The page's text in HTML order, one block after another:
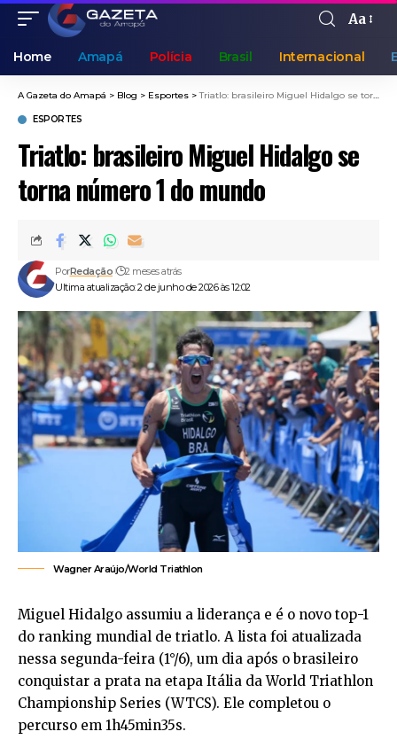
Aa
Home Amapá Polícia Brasil Internacional
A Gazeta do Amapá > Blog > Esportes >Triatlo: brasileiro Miguel Hidalgo se torna número 1 do mundo
ESPORTES
Triatlo: brasileiro Miguel Hidalgo se
torna número 1 do mundo
Ultima atualização: 2 de junho de 2026 às 12:02
PorRedação 2 meses atrás
Wagner Araújo/World Triathlon
Miguel Hidalgo assumiu a liderança e é o novo top-1
do ranking mundial de triatlo. A lista foi atualizada
nessa segunda-feira (1°/6), um dia após o brasileiro
conquistar a prata na etapa Itália da World Triathlon
Championship Series (WTCS). Ele completou o
percurso em 1h45min35s.